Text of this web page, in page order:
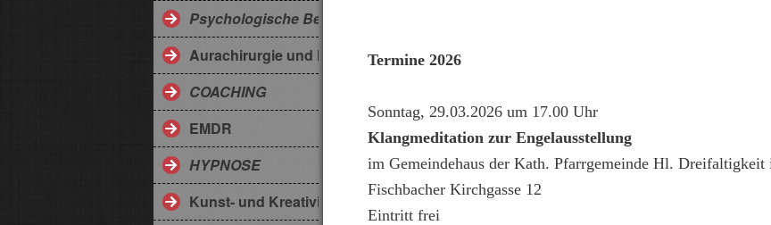
Psychologische Beratung
Aurachirurgie und Medicodes
COACHING
EMDR
HYPNOSE
Kunst- und Kreativitätstherapie
Termine 2026
Sonntag, 29.03.2026 um 17.00 Uhr
Klangmeditation zur Engelausstellung
im Gemeindehaus der Kath. Pfarrgemeinde Hl. Dreifaltigkeit
Fischbacher Kirchgasse 12
Eintritt frei